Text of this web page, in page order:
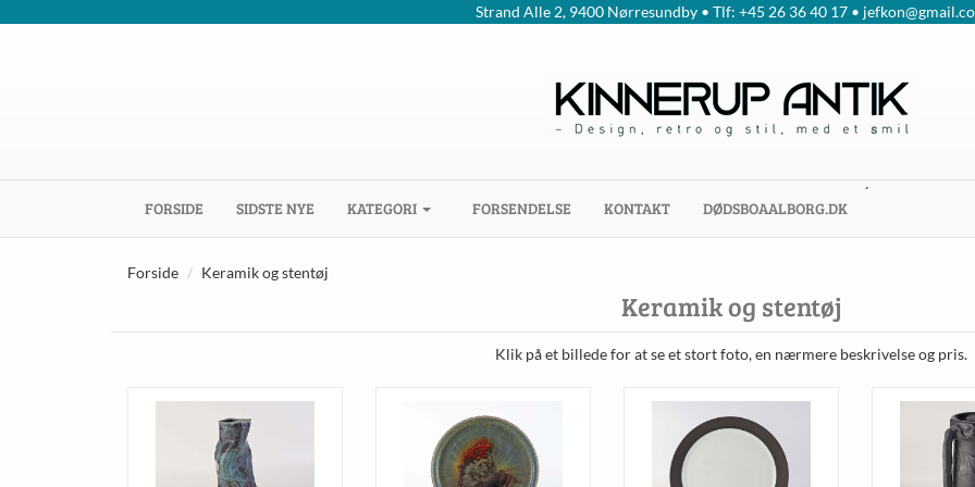
Strand Alle 2, 9400 Nørresundby • Tlf: +45 26 36 40 17 •
FORSIDE (CURRENT)
SIDSTE NYE KATEGORI FORSENDELSE KONTAKT DØDSBOAALBORG.DK
´
Forside Keramik og stentøj
Keramik og stentøj
Klik på et billede for at se et stort foto, en nærmere beskrivelse og pris.